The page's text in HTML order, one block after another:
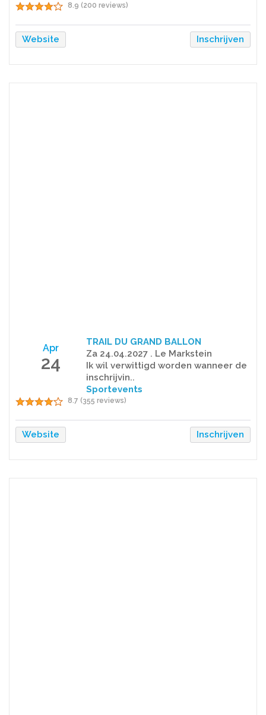
8.9 (200 reviews)
Website Inschrijven
Apr
24
TRAIL DU GRAND BALLON
Za 24.04.2027 . Le Markstein
Ik wil verwittigd worden wanneer de
inschrijvin..
Sportevents
8.7 (355 reviews)
Website Inschrijven